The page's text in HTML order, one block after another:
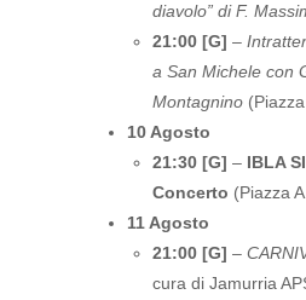
diavolo” di F.
21:00 [G] –
a San Michele con
Montagnino
10 Agosto
21:30 [G] – IBLA
Concerto (Piazza
11 Agosto
21:00 [G] –
cura di Jamurria